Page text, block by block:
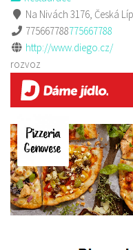
Na Nivách 3176, Česká
775667788775667788
http://www.diego.cz/
rozvoz